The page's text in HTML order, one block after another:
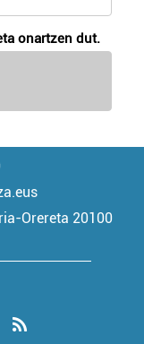
onartzen dut.
Orereta 20100